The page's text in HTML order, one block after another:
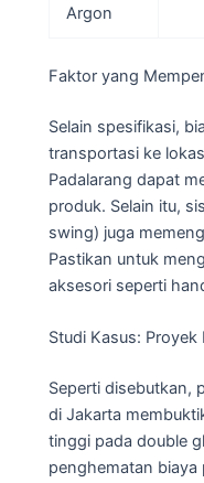
Argon
Faktor yang
Selain spesifikasi,
transportasi ke
Padalarang dapat
produk. Selain itu,
swing) juga
Pastikan untuk
aksesori seperti
Studi Kasus:
Seperti disebutkan,
di Jakarta
tinggi pada double
penghematan biaya